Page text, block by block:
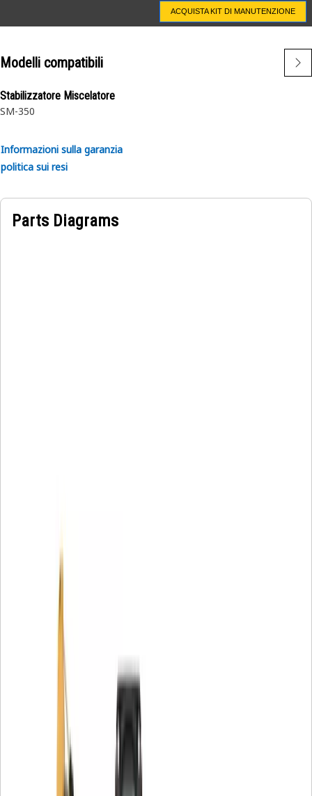
ACQUISTA KIT DI MANUTENZIONE
Modelli compatibili
Stabilizzatore Miscelatore
SM-350
Informazioni sulla garanzia
politica sui resi
Parts Diagrams